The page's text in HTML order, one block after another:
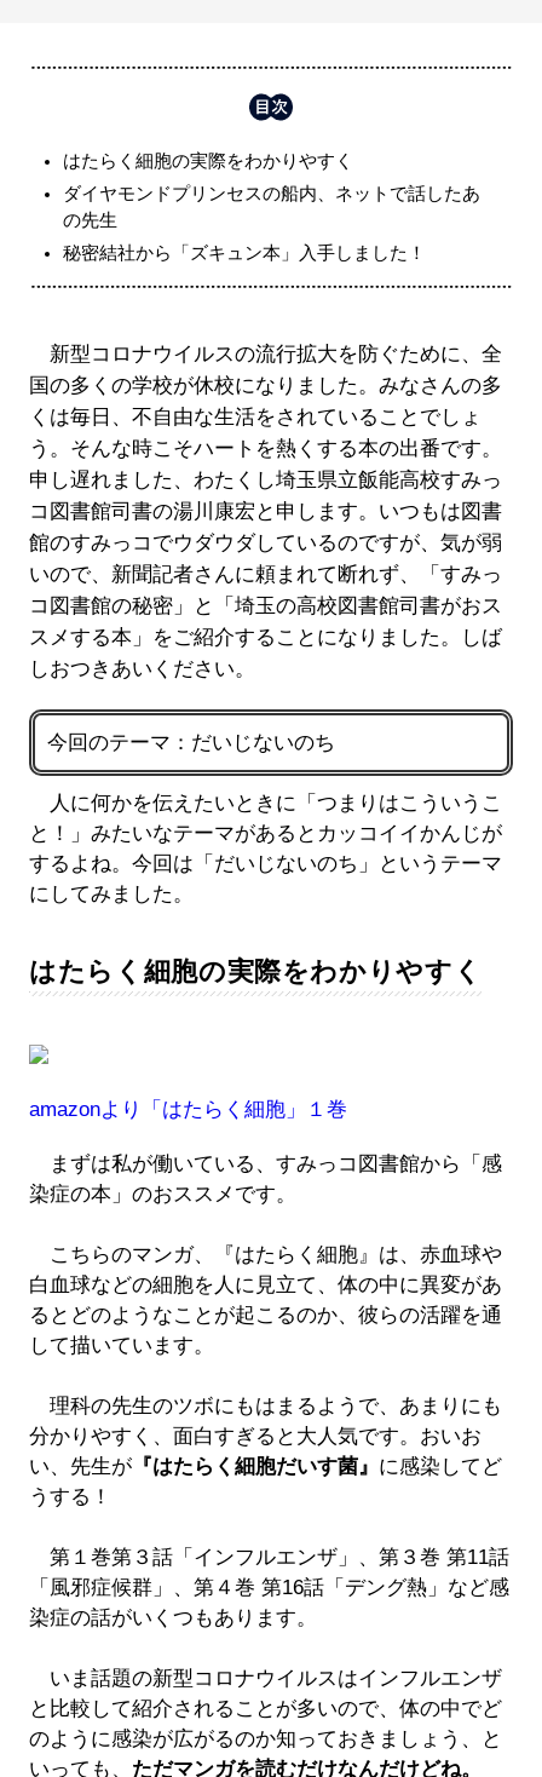
はたらく細胞の実際をわかりやすく
ダイヤモンドプリンセスの船内、ネットで話したあ
の先生
秘密結社から「ズキュン本」入手しました！
新型コロナウイルスの流行拡大を防ぐために、全
国の多くの学校が休校になりました。みなさんの多
くは毎日、不自由な生活をされていることでしょ
う。そんな時こそハートを熱くする本の出番です。
申し遅れました、わたくし埼玉県立飯能高校すみっ
コ図書館司書の湯川康宏と申します。いつもは図書
館のすみっコでウダウダしているのですが、気が弱
いので、新聞記者さんに頼まれて断れず、「すみっ
コ図書館の秘密」と「埼玉の高校図書館司書がおス
スメする本」をご紹介することになりました。しば
しおつきあいください。
今回のテーマ：だいじないのち
人に何かを伝えたいときに「つまりはこういうこ
と！」みたいなテーマがあるとカッコイイかんじが
するよね。今回は「だいじないのち」というテーマ
にしてみました。
はたらく細胞の実際をわかりやすく
amazonより「はたらく細胞」１巻
まずは私が働いている、すみっコ図書館から「感
染症の本」のおススメです。
こちらのマンガ、『はたらく細胞』は、赤血球や
白血球などの細胞を人に見立て、体の中に異変があ
るとどのようなことが起こるのか、彼らの活躍を通
して描いています。
理科の先生のツボにもはまるようで、あまりにも
分かりやすく、面白すぎると大人気です。おいお
い、先生が『はたらく細胞だいす菌』 に感染してど
うする！
第１巻第３話「インフルエンザ」、第３巻 第11話
「風邪症候群」、第４巻 第16話「デング熱」など感
染症の話がいくつもあります。
いま話題の新型コロナウイルスはインフルエンザ
と比較して紹介されることが多いので、体の中でど
のように感染が広がるのか知っておきましょう、と
いっても、 ただマンガを読むだけなんだけどね。